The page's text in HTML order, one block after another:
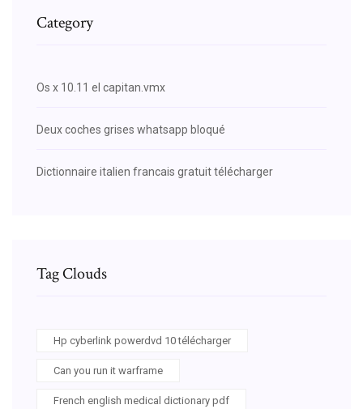
Category
Os x 10.11 el capitan.vmx
Deux coches grises whatsapp bloqué
Dictionnaire italien francais gratuit télécharger
Tag Clouds
Hp cyberlink powerdvd 10 télécharger
Can you run it warframe
French english medical dictionary pdf